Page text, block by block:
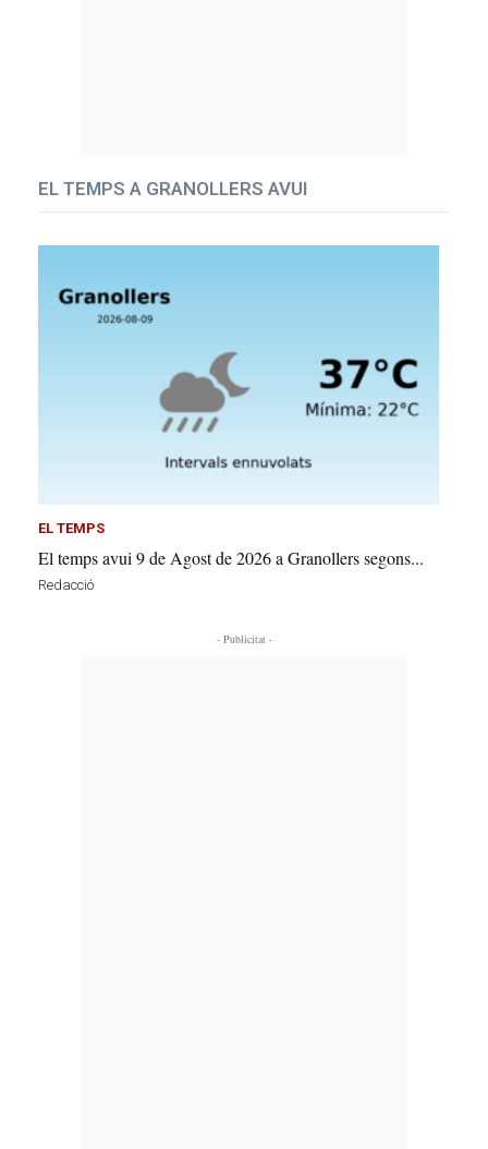
EL TEMPS A GRANOLLERS AVUI
EL TEMPS
El temps avui 9 de Agost de 2026 a Granollers segons...
Redacció
- Publicitat -